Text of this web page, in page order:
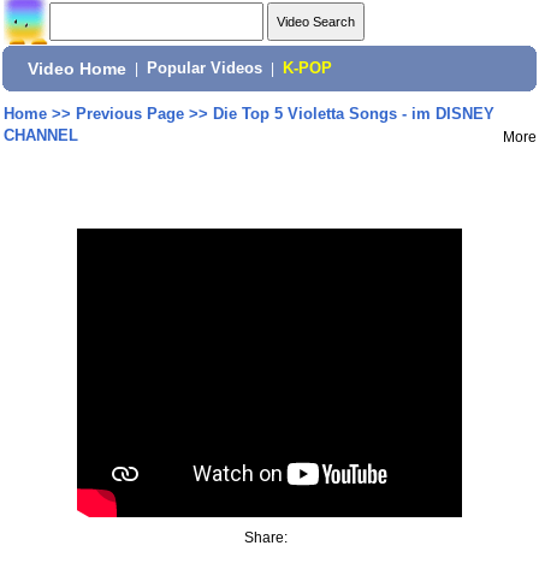
Video Home Popular Videos K-POP
Home>> Previous Page>> Die Top 5 Violetta Songs - im DISNEY
CHANNEL
More
Share: